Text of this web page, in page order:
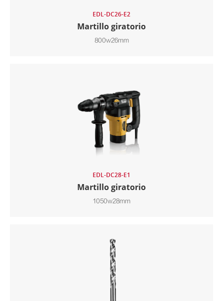
EDL-DC26-E2
Martillo giratorio
800w26mm
EDL-DC28-E1
Martillo giratorio
1050w28mm